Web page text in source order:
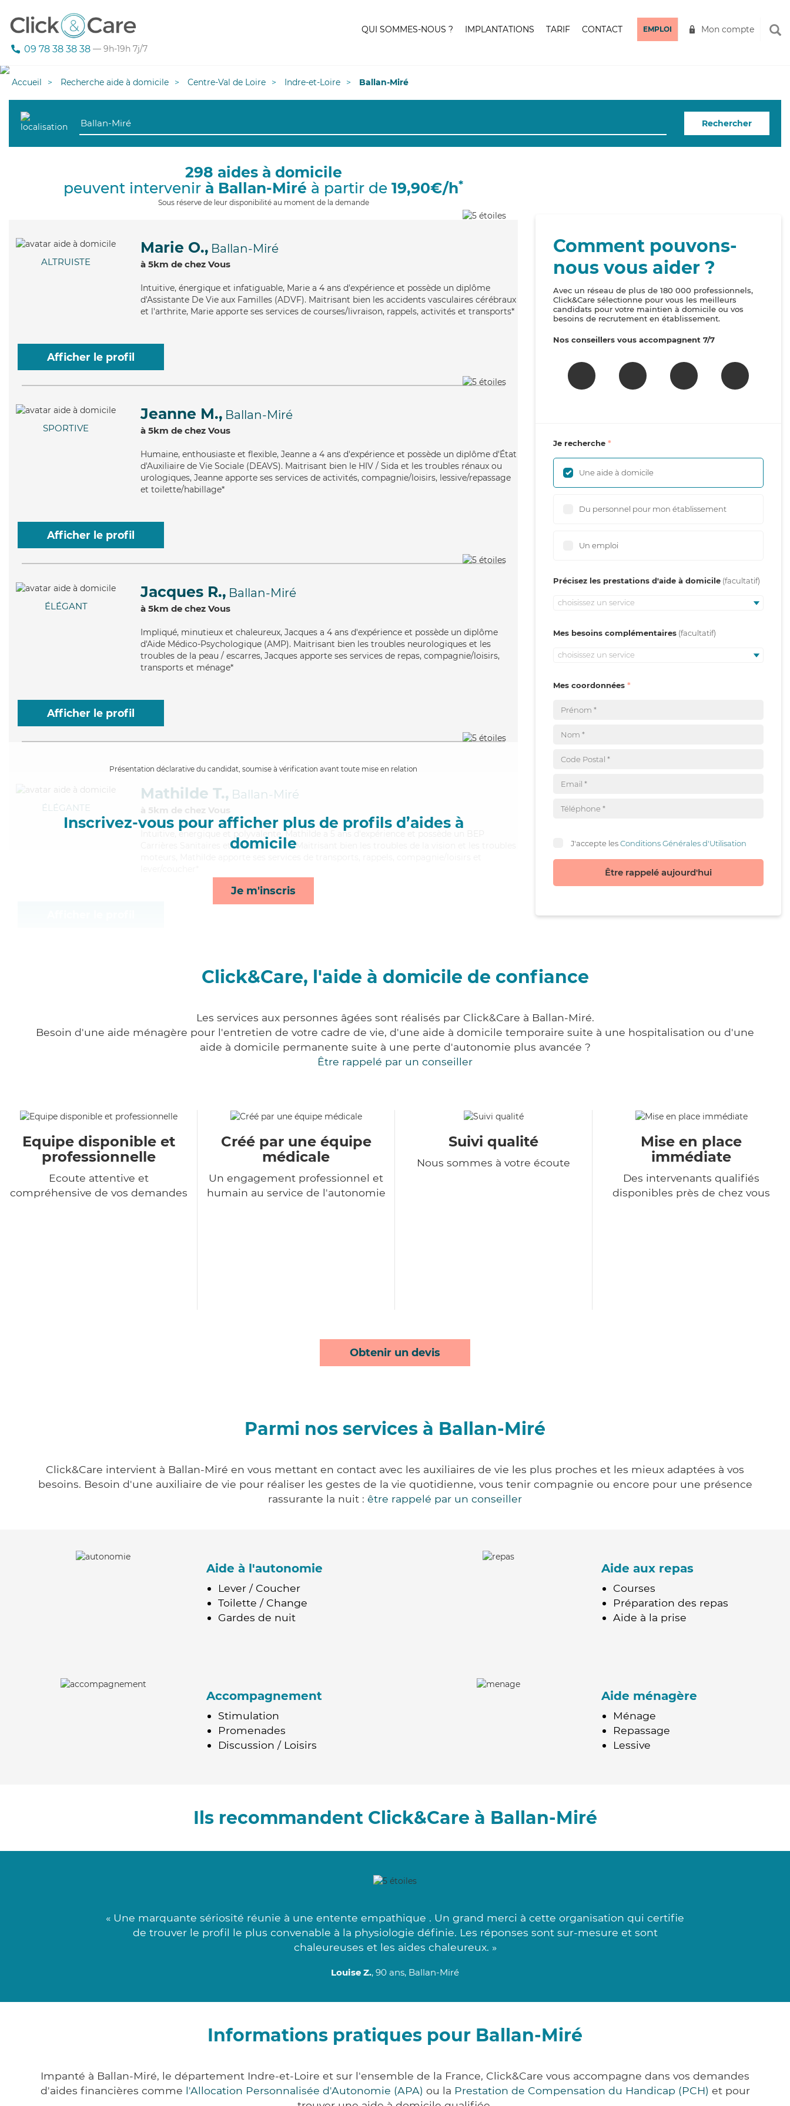
09 78 38 38 38 — 9h-19h 7j/7
QUI SOMMES-NOUS ? IMPLANTATIONS TARIF CONTACT EMPLOI Mon compte
Accueil Recherche aide à domicile Centre-Val de Loire Indre-et-Loire Ballan-Miré
Rechercher
298 aides à domicile
peuvent intervenir à Ballan-Miré à partir de 19,90€/h*
Sous réserve de leur disponibilité au moment de la demande
ALTRUISTE
Marie O., Ballan-Miré
à 5km de chez Vous
Intuitive, énergique et infatiguable, Marie a 4 ans d'expérience et possède un diplôme
d'Assistante De Vie aux Familles (ADVF). Maitrisant bien les accidents vasculaires cérébraux
et l'arthrite, Marie apporte ses services de courses/livraison, rappels, activités et transports*
Afficher le profil
SPORTIVE
Jeanne M., Ballan-Miré
à 5km de chez Vous
Humaine, enthousiaste et flexible, Jeanne a 4 ans d'expérience et possède un diplôme d'État
d'Auxiliaire de Vie Sociale (DEAVS). Maitrisant bien le HIV / Sida et les troubles rénaux ou
urologiques, Jeanne apporte ses services de activités, compagnie/loisirs, lessive/repassage
et toilette/habillage*
Afficher le profil
ÉLÉGANT
Jacques R., Ballan-Miré
à 5km de chez Vous
Impliqué, minutieux et chaleureux, Jacques a 4 ans d'expérience et possède un diplôme
d'Aide Médico-Psychologique (AMP). Maitrisant bien les troubles neurologiques et les
troubles de la peau / escarres, Jacques apporte ses services de repas, compagnie/loisirs,
transports et ménage*
Afficher le profil
Présentation déclarative du candidat, soumise à vérification avant toute mise en relation
Inscrivez-vous pour afficher plus de profils d’aides à
domicile
Je m'inscris
ÉLÉGANTE
Mathilde T., Ballan-Miré
à 5km de chez Vous
, énergique et polyvalente, Mathilde a 5 ans d'expérience et possède un BEP
Carrières Sanitaires et Sociales (CSS). Maitrisant bien les troubles de la vision et les troubles
Comment pouvons-
nous vous aider ?
Avec un réseau de plus de 180 000 professionnels,
Click&Care sélectionne pour vous les meilleurs
candidats pour votre maintien à domicile ou vos
besoins de recrutement en établissement.
Nos conseillers vous accompagnent 7/7
Je recherche
Une aide à domicile
Du personnel pour mon établissement
Un emploi
Précisez les prestations d'aide à domicile
choisissez un service
Mes besoins complémentaires
choisissez un service
Mes coordonnées
J'accepte lesConditions Générales d'Utilisation
Être rappelé aujourd'hui
Click&Care, l'aide à domicile de confiance
Les services aux personnes âgées sont réalisés par Click&Care à Ballan-Miré.
Besoin d'une aide ménagère pour l'entretien de votre cadre de vie, d'une aide à domicile temporaire suite à une hospitalisation ou d'une
aide à domicile permanente suite à une perte d'autonomie plus avancée ?
Être rappelé par un conseiller
Equipe disponible et
professionnelle
Ecoute attentive et
compréhensive de vos demandes
Créé par une équipe
médicale
Un engagement professionnel et
humain au service de l'autonomie
Suivi qualité
Nous sommes à votre écoute
Mise en place
immédiate
Des intervenants qualifiés
disponibles près de chez vous
Obtenir un devis
Parmi nos services à Ballan-Miré
Click&Care intervient à Ballan-Miré en vous mettant en contact avec les auxiliaires de vie les plus proches et les mieux adaptées à vos
besoins. Besoin d'une auxiliaire de vie pour réaliser les gestes de la vie quotidienne, vous tenir compagnie ou encore pour une présence
rassurante la nuit : être rappelé par un conseiller
Aide à l'autonomie
Lever / Coucher
Toilette / Change
Gardes de nuit
Aide aux repas
Courses
Préparation des repas
Aide à la prise
Accompagnement
Stimulation
Promenades
Discussion / Loisirs
Aide ménagère
Ménage
Repassage
Lessive
Ils recommandent Click&Care à Ballan-Miré
« Une marquante sériosité réunie à une entente empathique . Un grand merci à cette organisation qui certifie
de trouver le profil le plus convenable à la physiologie définie. Les réponses sont sur-mesure et sont
chaleureuses et les aides chaleureux. »
Louise Z., 90 ans, Ballan-Miré
Informations pratiques pour Ballan-Miré
Impanté à Ballan-Miré, le département Indre-et-Loire et sur l'ensemble de la France, Click&Care vous accompagne dans vos demandes
d'aides financières comme l'Allocation Personnalisée d'Autonomie (APA) ou la Prestation de Compensation du Handicap (PCH) et pour